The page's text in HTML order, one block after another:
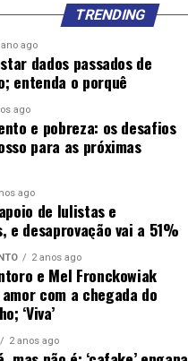
TRENDING
ano ago
dados passados de
entenda o porquê
ago
e pobreza: os desafios
para as próximas
ago
de lulistas e
e desaprovação vai a 51%
2 anos ago
e Mel Fronckowiak
com a chegada do
‘Viva’
2 anos ago